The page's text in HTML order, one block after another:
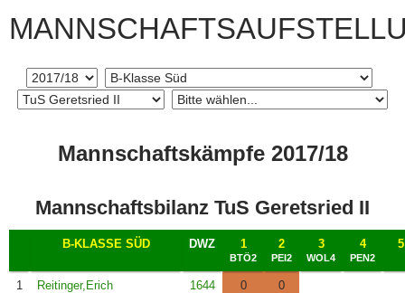
Mannschaftskämpfe 2017/18
Mannschaftsbilanz TuS Geretsried II
B-KLASSE SÜD DWZ 1
BTÖ2
2
PEI2
3
WOL4
4
PEN2
5
1 Reitinger,Erich 1644 0 0